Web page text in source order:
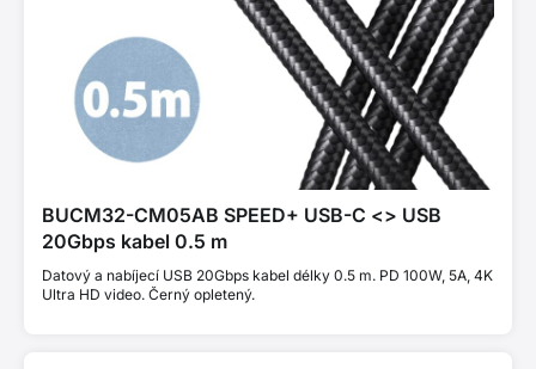
BUCM32-CM05AB SPEED+ USB-C <> USB
20Gbps kabel 0.5 m
Datový a nabíjecí USB 20Gbps kabel délky 0.5 m. PD 100W, 5A, 4K
Ultra HD video. Černý opletený.